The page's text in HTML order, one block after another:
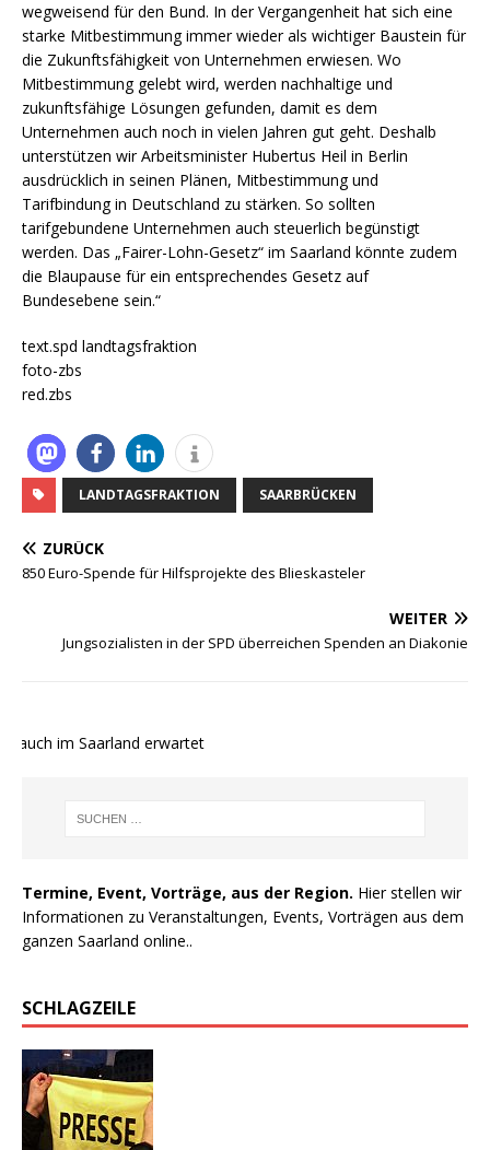
wegweisend für den Bund. In der Vergangenheit hat sich eine
starke Mitbestimmung immer wieder als wichtiger Baustein für
die Zukunftsfähigkeit von Unternehmen erwiesen. Wo
Mitbestimmung gelebt wird, werden nachhaltige und
zukunftsfähige Lösungen gefunden, damit es dem
Unternehmen auch noch in vielen Jahren gut geht. Deshalb
unterstützen wir Arbeitsminister Hubertus Heil in Berlin
ausdrücklich in seinen Plänen, Mitbestimmung und
Tarifbindung in Deutschland zu stärken. So sollten
tarifgebundene Unternehmen auch steuerlich begünstigt
werden. Das „Fairer-Lohn-Gesetz“ im Saarland könnte zudem
die Blaupause für ein entsprechendes Gesetz auf
Bundesebene sein.“
text.spd landtagsfraktion
foto-zbs
red.zbs
LANDTAGSFRAKTION SAARBRÜCKEN
ZURÜCK
850 Euro-Spende für Hilfsprojekte des Blieskasteler
WEITER
Jungsozialisten in der SPD überreichen Spenden an Diakonie
auch im Saarland erwartet
Termine, Event, Vorträge, aus der Region. Hier stellen wir
Informationen zu Veranstaltungen, Events, Vorträgen aus dem
ganzen Saarland online..
SCHLAGZEILE